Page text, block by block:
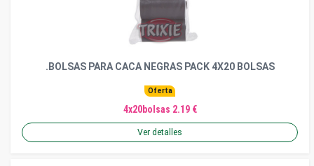
.BOLSAS PARA CACA NEGRAS PACK 4X20 BOLSAS
Oferta
4x20bolsas 2.19 €
Ver detalles